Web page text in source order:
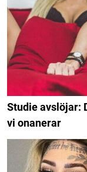
Studie avslöjar:
vi onanerar